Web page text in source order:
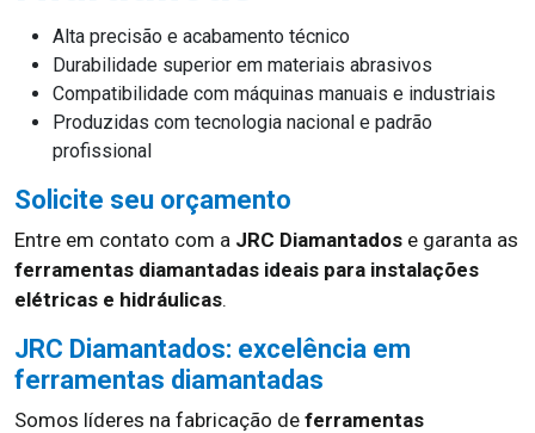
Alta precisão e acabamento técnico
Durabilidade superior em materiais abrasivos
Compatibilidade com máquinas manuais e industriais
Produzidas com tecnologia nacional e padrão
profissional
Solicite seu orçamento
Entre em contato com a JRC Diamantados e garanta as
ferramentas diamantadas ideais para instalações
elétricas e hidráulicas.
JRC Diamantados: excelência em
ferramentas diamantadas
Somos líderes na fabricação de ferramentas